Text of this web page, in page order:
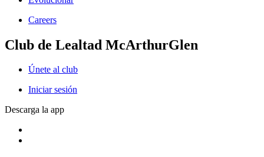
Careers
Club de Lealtad McArthurGlen
Únete al club
Iniciar sesión
Descarga la app